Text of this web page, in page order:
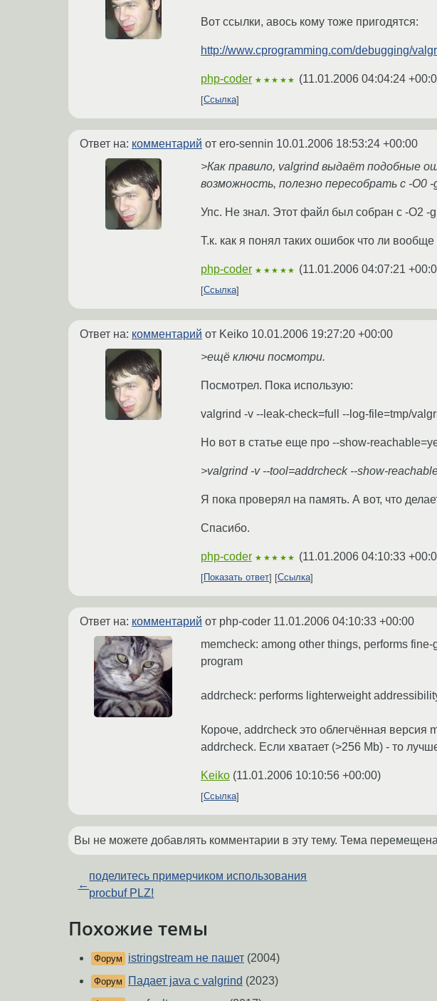
Вот ссылки, авось кому тоже пригодятся:
http://www.cprogramming.com/debugging/
php-coder ★★★★★ (11.01.2006 04:04:24
Ссылка
Ответ на: комментарий от ero-sennin 10.01.2006 18:53:24 +00:00
>Как правило, valgrind выдаёт подобные
возможность, полезно пересобрать с -O0 -
Упс. Не знал. Этот файл был собран с -O2 -
Т.к. как я понял таких ошибок что ли
php-coder ★★★★★ (11.01.2006 04:07:21
Ссылка
Ответ на: комментарий от Keiko 10.01.2006 19:27:20 +00:00
>ещё ключи посмотри.
Посмотрел. Пока использую:
valgrind -v --leak-check=full --log-file=tmp/
Но вот в статье еще про --show-
>valgrind -v --tool=addrcheck --show-
Я пока проверял на память. А вот, что
Спасибо.
php-coder ★★★★★ (11.01.2006 04:10:33
Показать ответ
Ссылка
Ответ на: комментарий от php-coder 11.01.2006 04:10:33 +00:00
memcheck: among other things, performs
program
addrcheck: performs lighterweight
Короче, addrcheck это облегчённая версия
addrcheck. Если хватает (>256 Mb) - то
Keiko (11.01.2006 10:10:56 +00:00)
Ссылка
Вы не можете добавлять комментарии в эту тему. Тема
←
поделитесь примерчиком использования
procbuf PLZ!
Похожие темы
Форум istringstream не пашет (2004)
Форум Падает java с valgrind (2023)